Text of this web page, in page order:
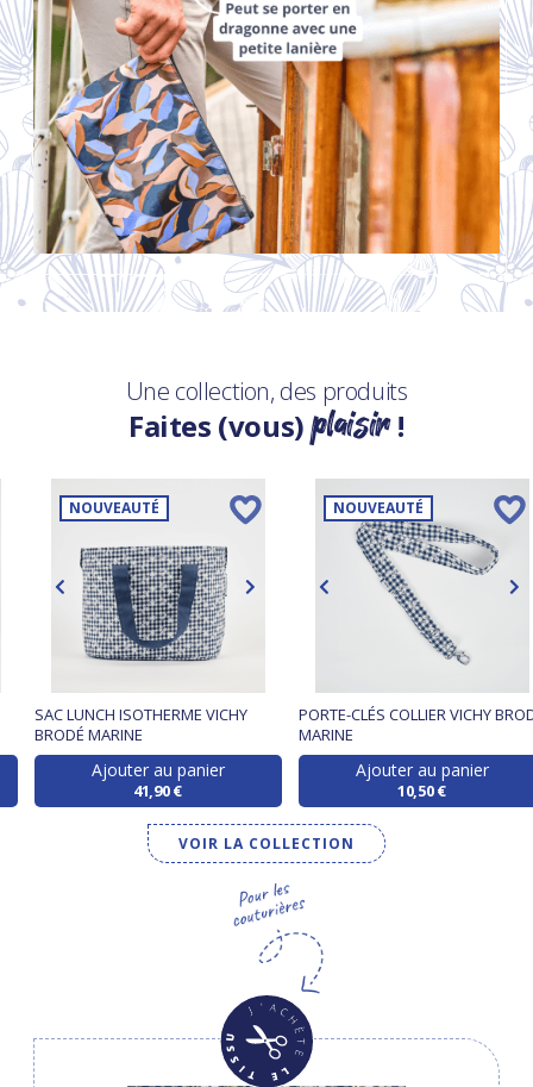
Une collection, des produits
Faites (vous)plaisir!
NOUVEAUTÉ
SAC LUNCH ISOTHERME VICHY
BRODÉ MARINE
Ajouter au panier
41,90 €
NOUVEAUTÉ
PORTE-CLÉS COLLIER VICHY
MARINE
Ajouter au panier
10,50 €
VOIR LA COLLECTION